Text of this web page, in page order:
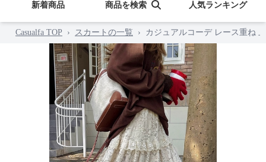
新着商品 商品を検索 人気ランキング
Casualfa TOP › スカートの一覧 › カジュアルコーデ レース重ね